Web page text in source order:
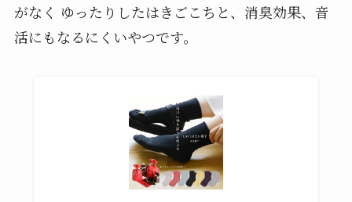
がなく ゆったりしたはきごこちと、消臭効果、音
活にもなるにくいやつです。